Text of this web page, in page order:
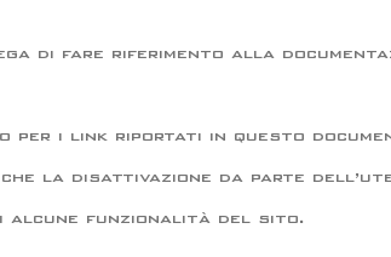
di fare riferimento alla
per i link riportati in questo
che la disattivazione da parte
alcune funzionalità del sito.